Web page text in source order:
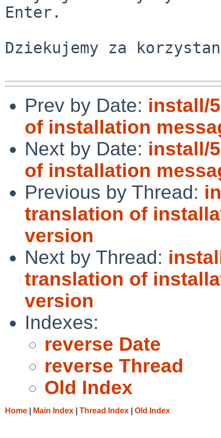
Enter.
Dziekujemy za
Prev by Date: install/
of installation
Next by Date: install/
of installation
Previous by Thread:
translation of
version
Next by Thread:
translation of
version
Indexes:
reverse Date
reverse Thread
Old Index
Home Main Index Thread Index Old Index